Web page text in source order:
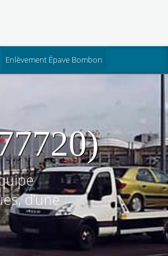
Enlèvement Épave Bombon
d’une